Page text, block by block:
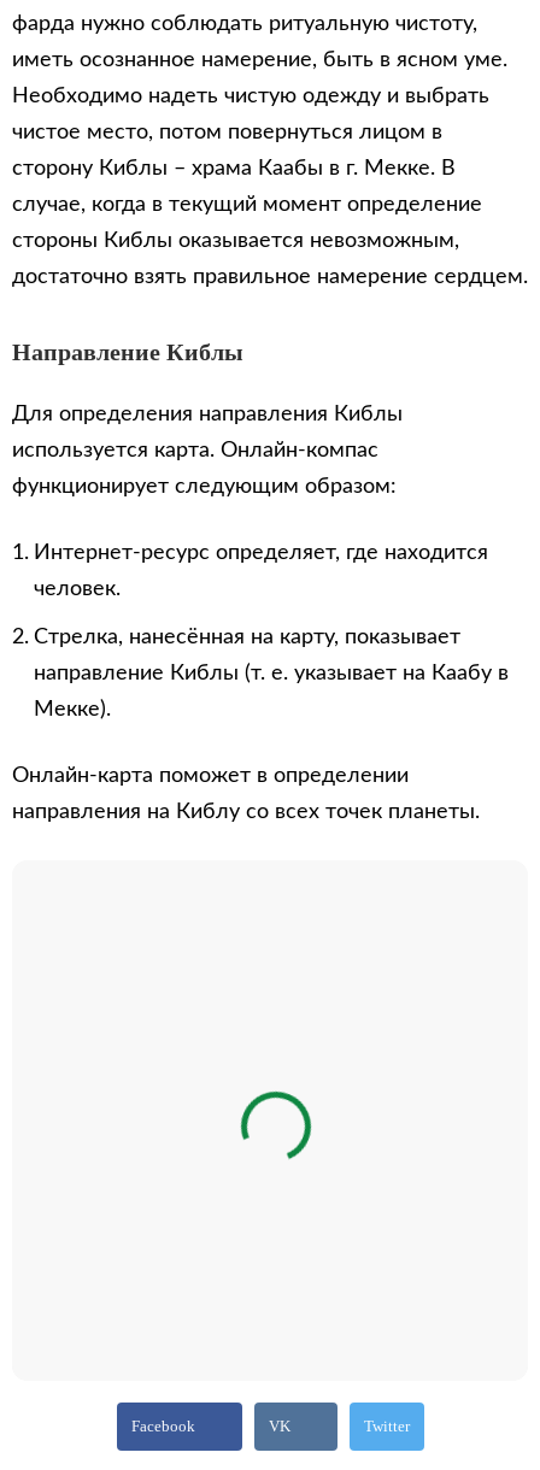
фарда нужно соблюдать ритуальную чистоту,
иметь осознанное намерение, быть в ясном уме.
Необходимо надеть чистую одежду и выбрать
чистое место, потом повернуться лицом в
сторону Киблы – храма Каабы в г. Мекке. В
случае, когда в текущий момент определение
стороны Киблы оказывается невозможным,
достаточно взять правильное намерение сердцем.
Направление Киблы
Для определения направления Киблы
используется карта. Онлайн-компас
функционирует следующим образом:
Интернет-ресурс определяет, где находится
человек.
Стрелка, нанесённая на карту, показывает
направление Киблы (т. е. указывает на Каабу в
Мекке).
Онлайн-карта поможет в определении
направления на Киблу со всех точек планеты.
Facebook VK Twitter